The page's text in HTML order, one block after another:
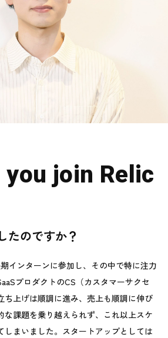
you join Relic
たのですか？
インターンに参加し、その中で特に注力
プロダクトのCS（カスタマーサクセ
ち上げは順調に進み、売上も順調に伸び
な課題を乗り越えられず、これ以上スケ
しまいました。スタートアップとしては